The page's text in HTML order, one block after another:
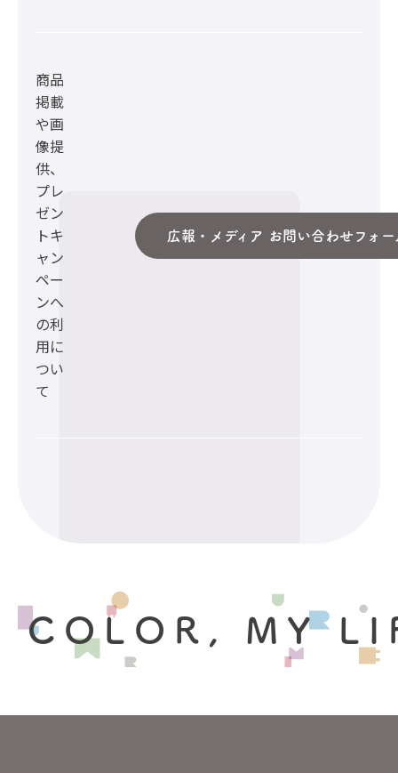
商品
掲載
や画
像提
供、
プレ
ゼン
トキ
ャン
ペー
ンへ
の利
用に
つい
て
広報・メディア お問い合わせフォー
COLOR, MY